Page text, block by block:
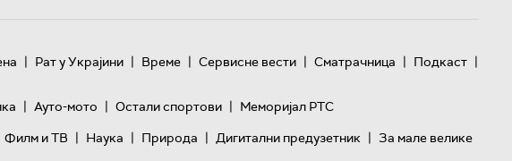
| Рат у Украјини | Време | Сервисне вести | Сматрачница | Подкаст |
| Ауто-мото | Остали спортови | Меморијал РТС
Филм и ТВ | Наука | Природа | Дигитални предузетник | За мале велике